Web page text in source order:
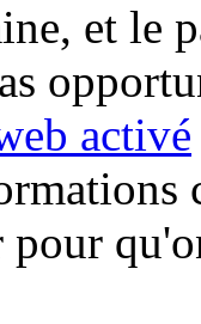
et le
activé